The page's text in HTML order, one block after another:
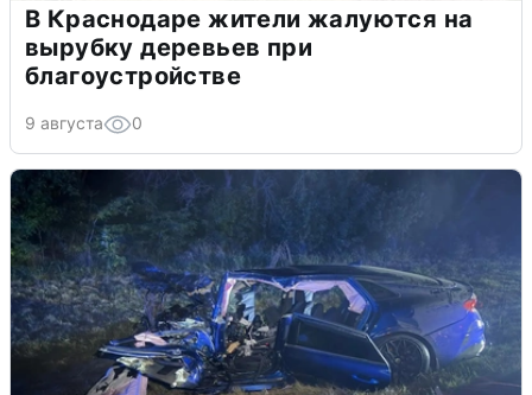
В Краснодаре жители жалуются на
вырубку деревьев при
благоустройстве
9 августа 0